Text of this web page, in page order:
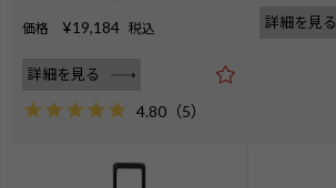
価格 ¥19,184 税込
詳細を見る
4.80 （5）
詳細を見る